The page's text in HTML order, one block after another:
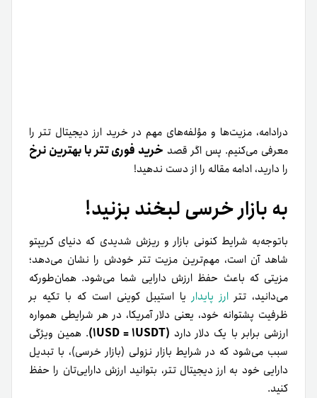
درادامه، مزیت‌ها و مؤلفه‌های مهم‌ در خرید ارز دیجیتال تتر را
معرفی می‌کنیم. پس اگر قصد خرید فوری تتر با بهترین نرخ
را دارید، ادامه مقاله را از دست ندهید!
به بازار خرسی لبخند بزنید!
باتوجه‌به شرایط کنونی بازار و ریزش شدیدی که دنیای کریپتو
شاهد آن است، مهم‌ترین مزیت تتر خودش را نشان می‌دهد؛
مزیتی که باعث حفظ ارزش دارایی شما می‌شود. همان‌طور‌که
می‌دانید، تتر ارز پایدار یا استیبل کوینی است که با تکیه بر
ظرفیت پشتوانه خود، یعنی دلار آمریکا، در هر شرایطی همواره
ارزشی برابر با یک دلار دارد (1USD = 1USDT)
. همین ویژگی
سبب می‌شود که در شرایط بازار نزولی (بازار خرسی)، با تبدیل
دارایی خود به ارز دیجیتال تتر، بتوانید ارزش دارایی‌تان را حفظ
کنید.